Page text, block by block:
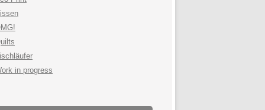
in progress